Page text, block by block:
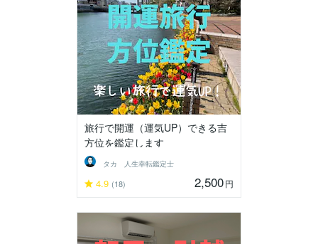
旅行で開運（運気UP）できる吉
方位を鑑定します
タカ 人生幸転鑑定士
4.9 (18) 2,500円